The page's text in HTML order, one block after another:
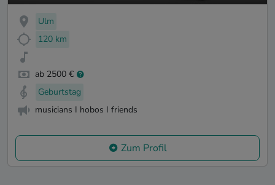
Ulm
120 km
ab 2500 €
Geburtstag
musicians I hobos I friends
Zum Profil